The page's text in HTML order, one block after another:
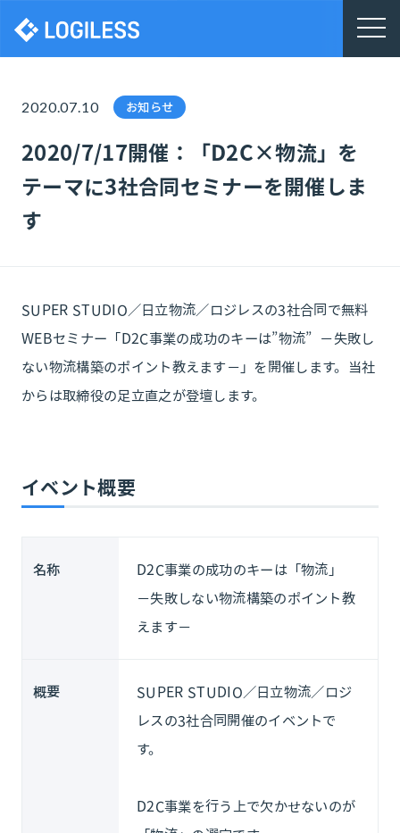
株式会社ロジレス
2020.07.10 お知らせ
2020/7/17開催：「D2C×物流」を
テーマに3社合同セミナーを開催しま
す
SUPER STUDIO／日立物流／ロジレスの3社合同で無料
WEBセミナー「D2C事業の成功のキーは”物流” －失敗し
ない物流構築のポイント教えます－」を開催します。当社
からは取締役の足立直之が登壇します。
イベント概要
名称
D2C事業の成功のキーは「物流」
－失敗しない物流構築のポイント教
えます－
概要
SUPER STUDIO／日立物流／ロジ
レスの3社合同開催のイベントで
す。
D2C事業を行う上で欠かせないのが